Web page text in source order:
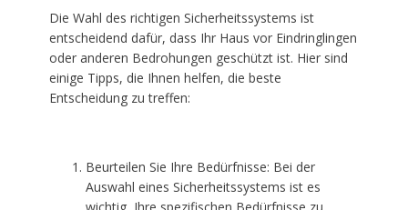
Die Wahl des richtigen Sicherheitssystems ist
entscheidend dafür, dass Ihr Haus vor Eindringlingen
oder anderen Bedrohungen geschützt ist. Hier sind
einige Tipps, die Ihnen helfen, die beste
Entscheidung zu treffen:
Beurteilen Sie Ihre Bedürfnisse: Bei der
Auswahl eines Sicherheitssystems ist es